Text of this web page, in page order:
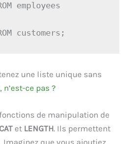
employees
customers;
une liste unique sans
n’est-ce pas ?
de manipulation de
et LENGTH. Ils permettent
Imaginez que vous ajoutiez